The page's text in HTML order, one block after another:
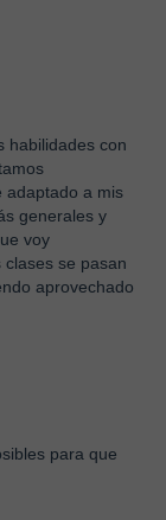
habilidades con
adaptado a mis
generales y
voy
se pasan
aprovechado
para que